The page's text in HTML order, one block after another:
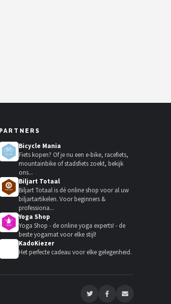
PARTNERS
Bicycle Mania
Fiets kopen? Of je nu een e-bike, racefiets,
mountainbike of stadsfiets zoekt, bekijk
ons...
Biljart Totaal
Biljart Totaal is dé online shop voor al uw
biljartartikelen. Voor beginners &
professiona...
Yoga Shop
Yoga Shop - de online yoga experts! - de
beste yogamat voor elke stijl!
KadoKiezer
Het perfecte cadeau voor elke gelegenheid.